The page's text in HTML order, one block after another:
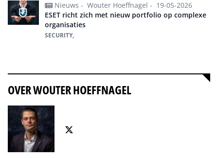
Nieuws - Wouter Hoeffnagel - 19-05-2026
ESET richt zich met nieuw portfolio op complexe
organisaties
SECURITY,
OVER WOUTER HOEFFNAGEL